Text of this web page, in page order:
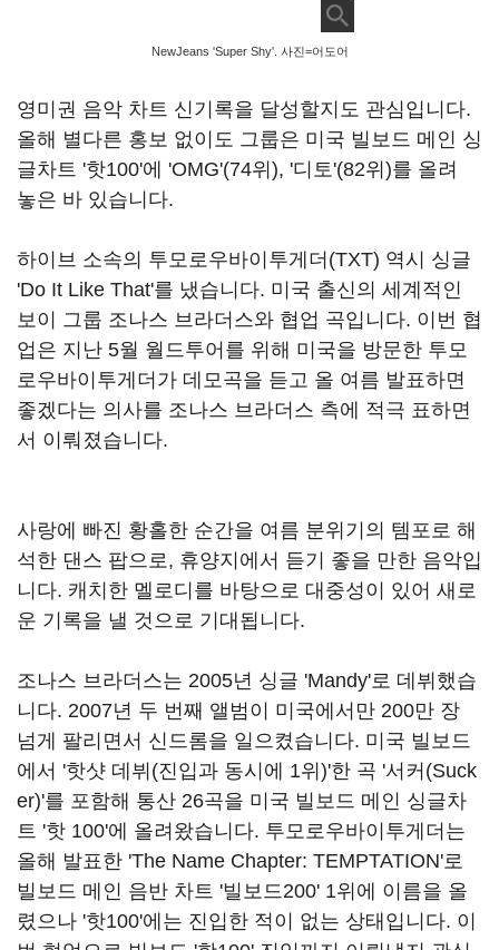
NewJeans 'Super Shy'. 사진=어도어
영미권 음악 차트 신기록을 달성할지도 관심입니다.
올해 별다른 홍보 없이도 그룹은 미국 빌보드 메인 싱
글차트 '핫100'에 'OMG'(74위 ), '디토'(82위 )를 올려
놓은 바 있습니다.
하이브 소속의 투모로우바이투게더 (TXT) 역시 싱글
'Do It Like That'를 냈습니다. 미국 출신의 세계적인
보이 그룹 조나스 브라더스와 협업 곡입니다. 이번 협
업은 지난 5월 월드투어를 위해 미국을 방문한 투모
로우바이투게더가 데모곡을 듣고 올 여름 발표하면
좋겠다는 의사를 조나스 브라더스 측에 적극 표하면
서 이뤄졌습니다.
사랑에 빠진 황홀한 순간을 여름 분위기의 템포로 해
석한 댄스 팝으로, 휴양지에서 듣기 좋을 만한 음악입
니다. 캐치한 멜로디를 바탕으로 대중성이 있어 새로
운 기록을 낼 것으로 기대됩니다.
조나스 브라더스는 2005년 싱글 'Mandy'로 데뷔했습
니다. 2007년 두 번째 앨범이 미국에서만 200만 장
넘게 팔리면서 신드롬을 일으켰습니다. 미국 빌보드
에서 '핫샷 데뷔 (진입과 동시에 1위 )'한 곡 '서커 (Suck
er)'를 포함해 통산 26곡을 미국 빌보드 메인 싱글차
트 '핫 100'에 올려왔습니다. 투모로우바이투게더는
올해 발표한 'The Name Chapter: TEMPTATION'로
빌보드 메인 음반 차트 '빌보드200' 1위에 이름을 올
렸으나 '핫100'에는 진입한 적이 없는 상태입니다. 이